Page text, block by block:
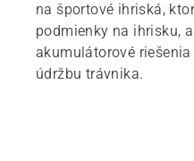
na športové ihriská,
podmienky na ihrisku,
akumulátorové
údržbu trávnika.